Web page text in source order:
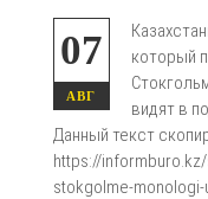
07
АВГ
который
видят в
Данный текст
https://
stokgolme-